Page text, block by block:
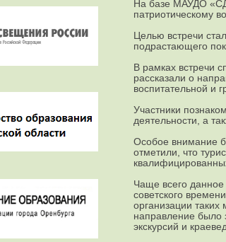
На базе МАУДО
патриотическому
Целью встречи
подрастающего
В рамках встречи
рассказали о
воспитательной и
Участники
деятельности, а
Особое внимание
отметили, что
Чаще всего данное
советского
организации
направление было
экскурсий и